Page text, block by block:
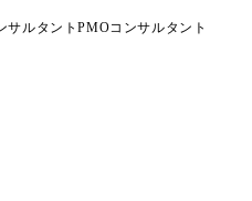
サルタントPMOコンサルタント